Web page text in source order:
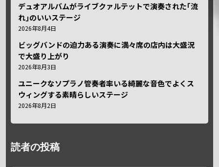
デュオアルバムがライブクァルテットで演奏された｢流
れ｣のいいステージ
2026年8月4日
ビッグバンドの迫力ある演奏に満々席の店内は大盛況
で大盛り上がり
2026年8月3日
ユニークなソプラノ管奏者率いる綺麗な音色でよくス
ウィングする素晴らしいステージ
2026年8月2日
読者の投稿